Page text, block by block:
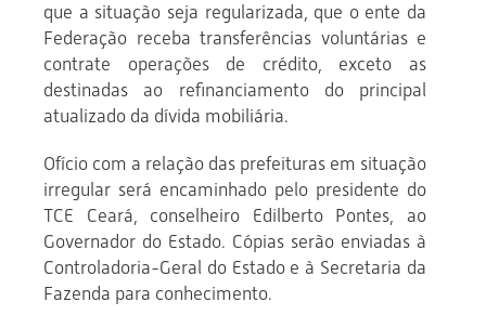
que a situação seja regularizada, que o ente da
Federação receba transferências voluntárias e
contrate operações de crédito, exceto as
destinadas ao refinanciamento do principal
atualizado da dívida mobiliária.
Ofício com a relação das prefeituras em situação
irregular será encaminhado pelo presidente do
TCE Ceará, conselheiro Edilberto Pontes, ao
Governador do Estado. Cópias serão enviadas à
Controladoria-Geral do Estado e à Secretaria da
Fazenda para conhecimento.